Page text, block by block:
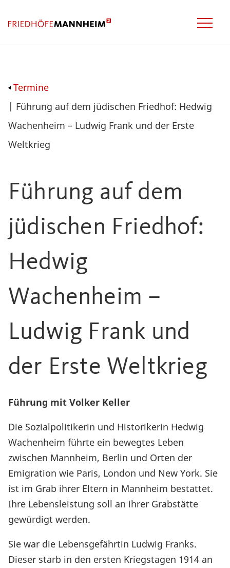
Termine
| Führung auf dem jüdischen Friedhof: Hedwig
Wachenheim – Ludwig Frank und der Erste
Weltkrieg
Führung auf dem
jüdischen Friedhof:
Hedwig
Wachenheim –
Ludwig Frank und
der Erste Weltkrieg
Führung mit Volker Keller
Die Sozialpolitikerin und Historikerin Hedwig
Wachenheim führte ein bewegtes Leben
zwischen Mannheim, Berlin und Orten der
Emigration wie Paris, London und New York. Sie
ist im Grab ihrer Eltern in Mannheim bestattet.
Ihre Lebensleistung soll an ihrer Grabstätte
gewürdigt werden.
Sie war die Lebensgefährtin Ludwig Franks.
Dieser starb in den ersten Kriegstagen 1914 an